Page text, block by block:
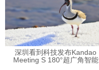
深圳看到科技发布Kandao
Meeting S 180°超广角智能